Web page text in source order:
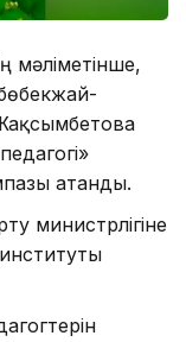
мәліметінше,
атанды.
министрлігіне